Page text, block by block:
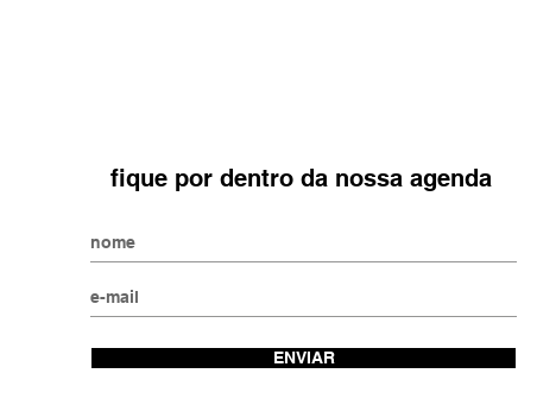
fique por dentro da nossa agenda
ENVIAR